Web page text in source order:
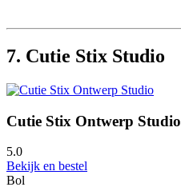
7. Cutie Stix Studio
Cutie Stix Ontwerp Studio
5.0
Bekijk en bestel
Bol